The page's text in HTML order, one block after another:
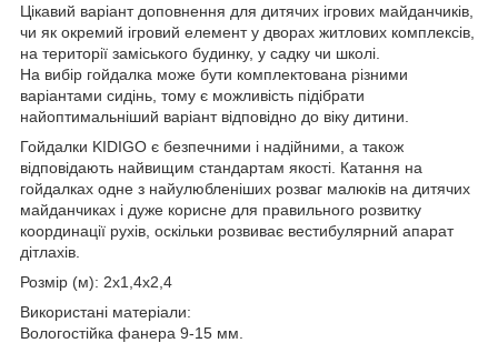
Цікавий варіант доповнення для дитячих ігрових майданчиків,
чи як окремий ігровий елемент у дворах житлових комплексів,
на території заміського будинку, у садку чи школі.
На вибір гойдалка може бути комплектована різними
варіантами сидінь, тому є можливість підібрати
найоптимальніший варіант відповідно до віку дитини.
Гойдалки KIDIGO є безпечними і надійними, а також
відповідають найвищим стандартам якості. Катання на
гойдалках одне з найулюбленіших розваг малюків на дитячих
майданчиках і дуже корисне для правильного розвитку
координації рухів, оскільки розвиває вестибулярний апарат
дітлахів.
Розмір (м): 2x1,4x2,4
Використані матеріали:
Вологостійка фанера 9-15 мм.